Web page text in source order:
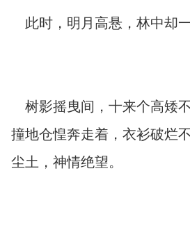
此时，明月高悬，林中却一
树影摇曳间，十来个高矮
撞地仓惶奔走着，衣衫破烂
尘土，神情绝望。